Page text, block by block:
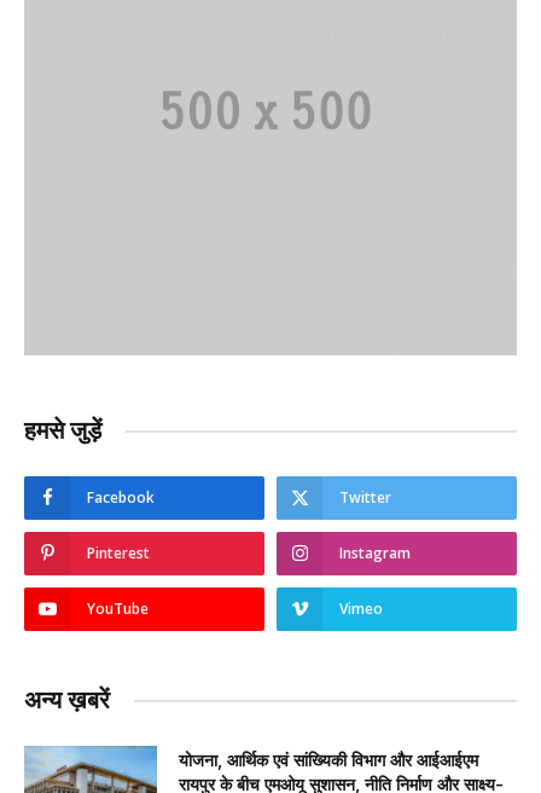
हमसे जुड़ें
Facebook Twitter
Pinterest Instagram
YouTube Vimeo
अन्य ख़बरें
योजना, आर्थिक एवं सांख्यिकी विभाग और आईआईएम
रायपुर के बीच एमओयू सुशासन, नीति निर्माण और साक्ष्य-